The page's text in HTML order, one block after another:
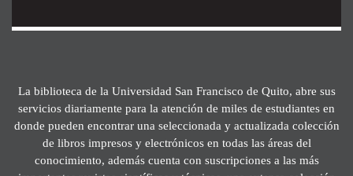
La biblioteca de la Universidad San Francisco de Quito, abre sus
servicios diariamente para la atención de miles de estudiantes en
donde pueden encontrar una seleccionada y actualizada colección
de libros impresos y electrónicos en todas las áreas del
conocimiento, además cuenta con suscripciones a las más